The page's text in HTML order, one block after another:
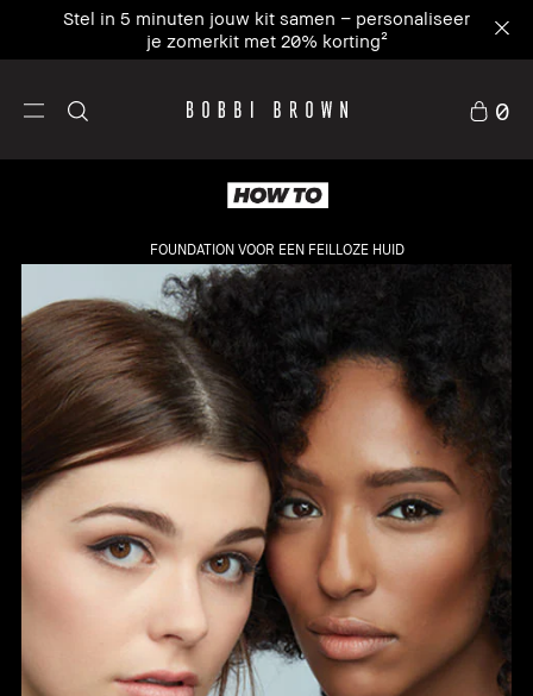
Stel in 5 minuten jouw kit samen – personaliseer
je zomerkit met 20% korting²
0
FOUNDATION VOOR EEN FEILLOZE HUID